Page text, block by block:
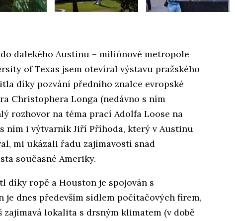
dalekého Austinu – miliónové metropole
of Texas jsem otevíral výstavu pražského
díky pozvání předního znalce evropské
Christophera Longa (nedávno s ním
rozhovor na téma prací Adolfa Loose na
ním i výtvarník Jiří Příhoda, který v Austinu
mi ukázali řadu zajímavostí snad
současné Ameriky.
díky ropě a Houston je spojován s
je dnes především sídlem počítačových firem,
lokalita s drsným klimatem (v době